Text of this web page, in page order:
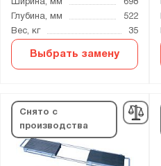
Ширина, мм
698
Глубина, мм
522
Вес, кг
35
Выбрать замену
Снято с
производства